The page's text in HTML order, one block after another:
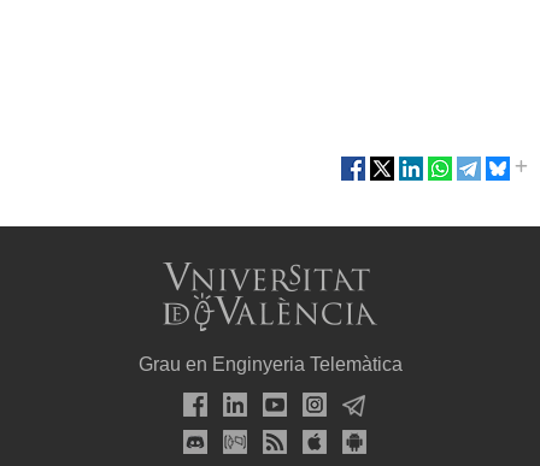
Grau en Enginyeria Telemàtica